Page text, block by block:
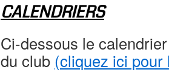
CALENDRIERS
Ci-dessous le
du club (cliquez ici pour